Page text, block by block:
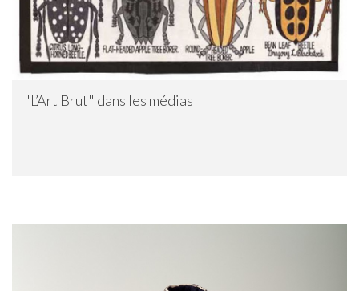
"L’Art Brut" dans les médias